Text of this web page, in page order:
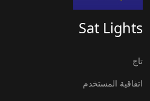
Sat Lights
تاج
اتفاقية المستخدم